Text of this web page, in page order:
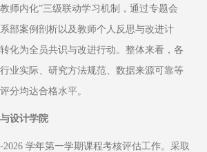
师内化”三级联动学习机制，通过专题会
部案例剖析以及教师个人反思与改进计
化为全员共识与改进行动。整体来看，各
业实际、研究方法规范、数据来源可靠等
分均达合格水平。
设计学院
2026 学年第一学期课程考核评估工作。采取